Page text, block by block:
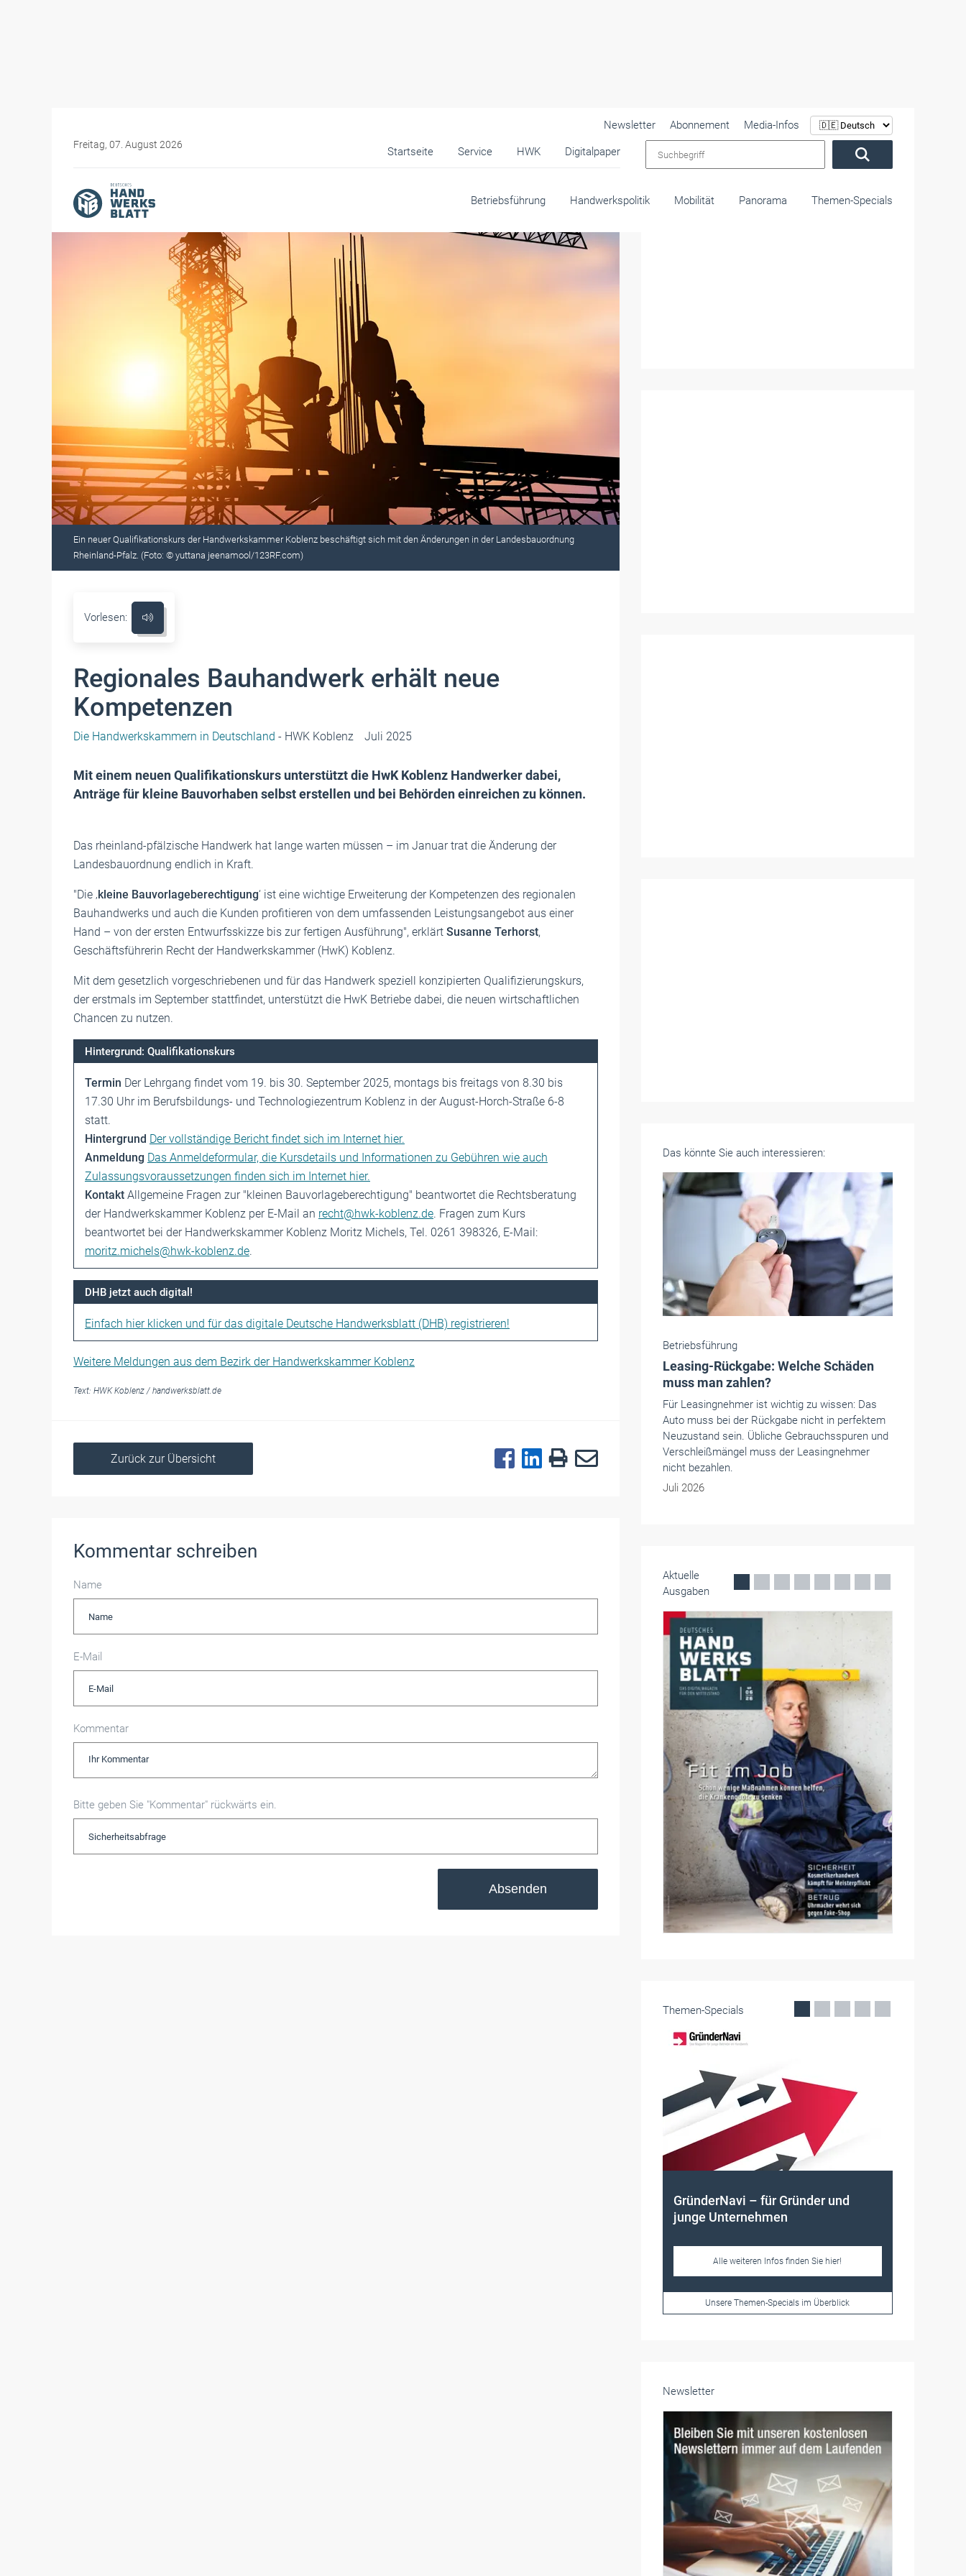
Freitag, 07. August 2026
Startseite Service HWK Digitalpaper
Newsletter Abonnement
Media-Infos
Betriebsführung Handwerkspolitik Mobilität Panorama Themen-Specials
Ein neuer Qualifikationskurs der Handwerkskammer Koblenz beschäftigt sich mit den Änderungen in der Landesbauordnung
Rheinland-Pfalz. (Foto: © yuttana jeenamool/123RF.com)
Vorlesen:
Regionales Bauhandwerk erhält neue
Kompetenzen
Die Handwerkskammern in Deutschland - HWK Koblenz Juli 2025
Mit einem neuen Qualifikationskurs unterstützt die HwK Koblenz Handwerker dabei,
Anträge für kleine Bauvorhaben selbst erstellen und bei Behörden einreichen zu können.
Das rheinland-pfälzische Handwerk hat lange warten müssen – im Januar trat die Änderung der
Landesbauordnung endlich in Kraft.
"Die ‚kleine Bauvorlageberechtigung‘ ist eine wichtige Erweiterung der Kompetenzen des regionalen
Bauhandwerks und auch die Kunden profitieren von dem umfassenden Leistungsangebot aus einer
Hand – von der ersten Entwurfsskizze bis zur fertigen Ausführung", erklärt Susanne Terhorst,
Geschäftsführerin Recht der Handwerkskammer (HwK) Koblenz.
Mit dem gesetzlich vorgeschriebenen und für das Handwerk speziell konzipierten Qualifizierungskurs,
der erstmals im September stattfindet, unterstützt die HwK Betriebe dabei, die neuen wirtschaftlichen
Chancen zu nutzen.
Hintergrund: Qualifikationskurs
Termin Der Lehrgang findet vom 19. bis 30. September 2025, montags bis freitags von 8.30 bis
17.30 Uhr im Berufsbildungs- und Technologiezentrum Koblenz in der August-Horch-Straße 6-8
statt.
Hintergrund Der vollständige Bericht findet sich im Internet hier.
Anmeldung Das Anmeldeformular, die Kursdetails und Informationen zu Gebühren wie auch
Zulassungsvoraussetzungen finden sich im Internet hier.
Kontakt Allgemeine Fragen zur "kleinen Bauvorlageberechtigung" beantwortet die Rechtsberatung
der Handwerkskammer Koblenz per E-Mail an recht@hwk-koblenz.de. Fragen zum Kurs
beantwortet bei der Handwerkskammer Koblenz Moritz Michels, Tel. 0261 398326, E-Mail:
moritz.michels@hwk-koblenz.de.
DHB jetzt auch digital!
Einfach hier klicken und für das digitale Deutsche Handwerksblatt (DHB) registrieren!
Weitere Meldungen aus dem Bezirk der Handwerkskammer Koblenz
Text: HWK Koblenz / handwerksblatt.de
Zurück zur Übersicht
Kommentar schreiben
Name
E-Mail
Kommentar
Bitte geben Sie "Kommentar" rückwärts ein.
Absenden
Das könnte Sie auch interessieren:
Die Handwerkskammern in Deutschland -
Koblenz
KI-Frühstück: Praxis-Tipps für Betriebe
Beim KI-Frühstück auf dem Campus Handwerk
in Koblenz erfuhren Betriebe, wie sie Künstliche
Intelligenz gewinnbringend im Betriebsalltag
einsetzen können.
Mai 2026
Ausgaben
Frauen im Handwerk
Newsletter